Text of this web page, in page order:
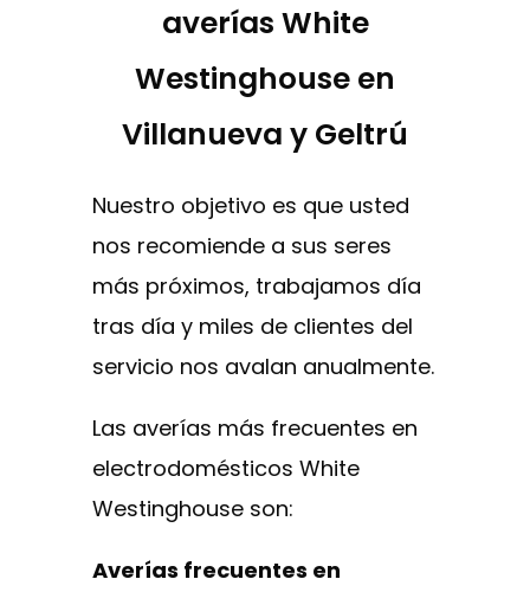
averías White
Westinghouse en
Villanueva y Geltrú
Nuestro objetivo es que usted
nos recomiende a sus seres
más próximos, trabajamos día
tras día y miles de clientes del
servicio nos avalan anualmente.
Las averías más frecuentes en
electrodomésticos White
Westinghouse son:
Averías frecuentes en